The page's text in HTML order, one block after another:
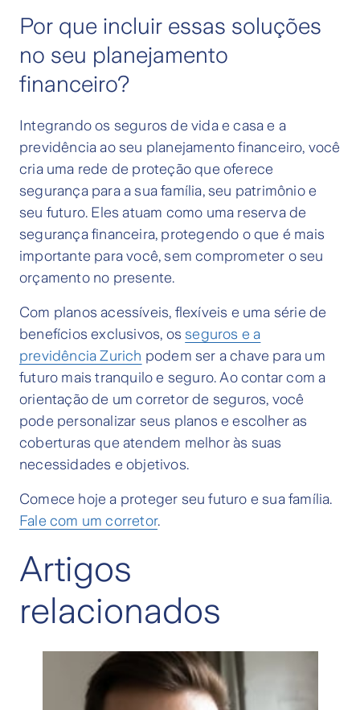
Por que incluir essas soluções
no seu planejamento
financeiro?
Integrando os seguros de vida e casa e a
previdência ao seu planejamento financeiro, você
cria uma rede de proteção que oferece
segurança para a sua família, seu patrimônio e
seu futuro. Eles atuam como uma reserva de
segurança financeira, protegendo o que é mais
importante para você, sem comprometer o seu
orçamento no presente.
Com planos acessíveis, flexíveis e uma série de
benefícios exclusivos, osseguros e a
previdência Zurich podem ser a chave para um
futuro mais tranquilo e seguro. Ao contar com a
orientação de um corretor de seguros, você
pode personalizar seus planos e escolher as
coberturas que atendem melhor às suas
necessidades e objetivos.
Comece hoje a proteger seu futuro e sua família.
Fale com um corretor.
Artigos
relacionados